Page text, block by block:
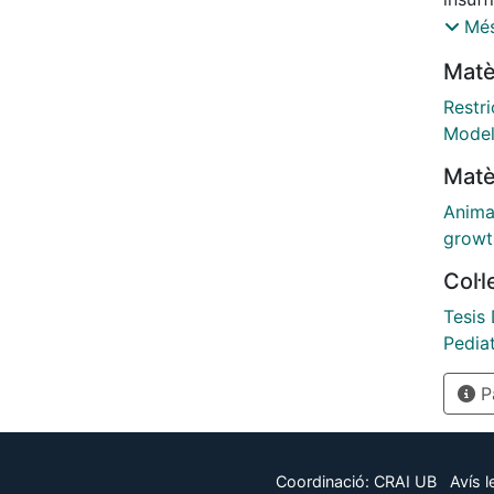
The
2.-
To
3.-
P1:
Tesis
Coordinació: CRAI UB Avís